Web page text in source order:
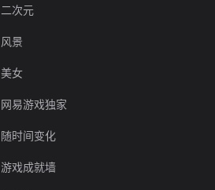
二次元
风景
美女
网易游戏独家
随时间变化
游戏成就墙